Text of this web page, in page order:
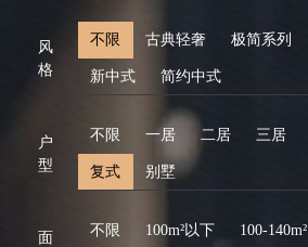
风
格
不限 古典轻奢 极简系列
新中式 简约中式
户
型
不限 一居 二居 三居
复式 别墅
面
不限 100m²以下 100-140m²